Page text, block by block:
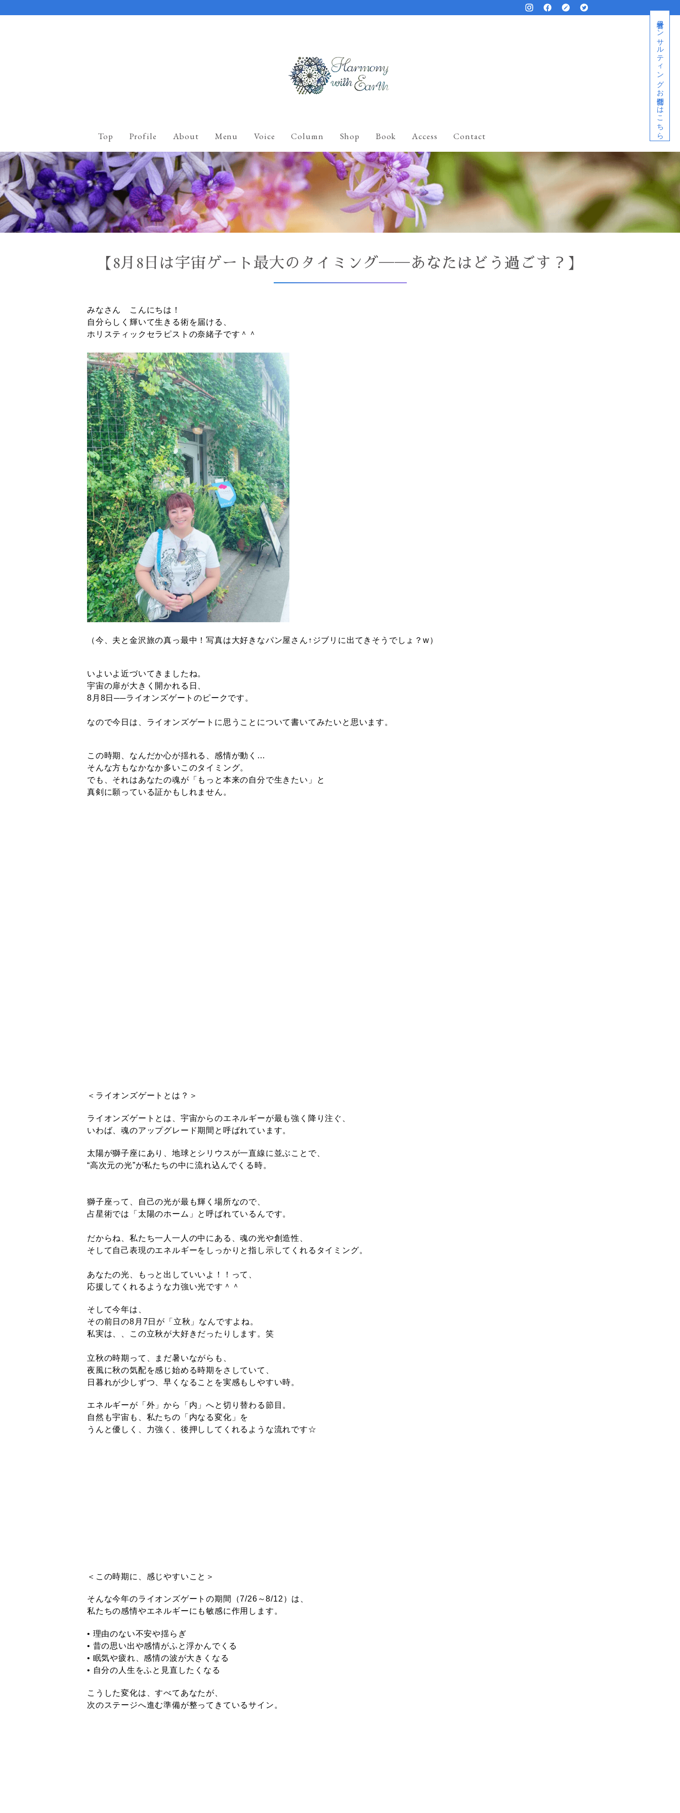
経営者コンサルティングお問合せはこちら
Top Profile About Menu Voice Column Shop Book Access Contact
【8月8日は宇宙ゲート最大のタイミング──あなたはどう過ごす？】
みなさん こんにちは！
自分らしく輝いて生きる術を届ける、
ホリスティックセラピストの奈緒子です＾＾
（今、夫と金沢旅の真っ最中！写真は大好きなパン屋さん↑ジブリに出てきそうでしょ？w）
いよいよ近づいてきましたね。
宇宙の扉が大きく開かれる日、
8月8日──ライオンズゲートのピークです。
なので今日は、ライオンズゲートに思うことについて書いてみたいと思います。
この時期、なんだか心が揺れる、感情が動く…
そんな方もなかなか多いこのタイミング。
でも、それはあなたの魂が「もっと本来の自分で生きたい」と
真剣に願っている証かもしれません。
＜ライオンズゲートとは？＞
ライオンズゲートとは、宇宙からのエネルギーが最も強く降り注ぐ、
いわば、魂のアップグレード期間 と呼ばれています。
太陽が獅子座にあり、 地球とシリウスが一直線に並ぶことで、
“高次元の光”が私たちの中に流れ込んでくる時。
獅子座って、自己の光が最も輝く場所なので、
占星術では「太陽のホーム」と呼ばれているんです。
だからね、私たち一人一人の中にある、魂の光や創造性、
そして自己表現のエネルギーをしっかりと指し示してくれるタイミング。
あなたの光、もっと出していいよ！！って、
応援してくれるような力強い光です＾＾
そして今年は、
その前日の8月7日が「立秋」なんですよね 。
私実は、、この立秋が大好きだったりします。笑
立秋の時期って、まだ暑いながらも、
夜風に秋の気配を感じ始める時期をさしていて、
日暮れが少しずつ、早くなることを実感もしやすい時。
エネルギーが「外」から「内」へと切り替わる節目 。
自然も宇宙も、私たちの「内なる変化」を
うんと優しく、力強く、後押ししてくれるような流れです☆
＜この時期に、感じやすいこと＞
そんな今年のライオンズゲートの期間（7/26～8/12）は、
私たちの感情やエネルギーにも敏感に作用します。
• 理由のない不安や揺らぎ
• 昔の思い出や感情がふと浮かんでくる
• 眠気や疲れ、感情の波が大きくなる
• 自分の人生をふと見直したくなる
こうした変化は、すべて あなたが、
次のステージへ進む準備が整ってきているサイン 。